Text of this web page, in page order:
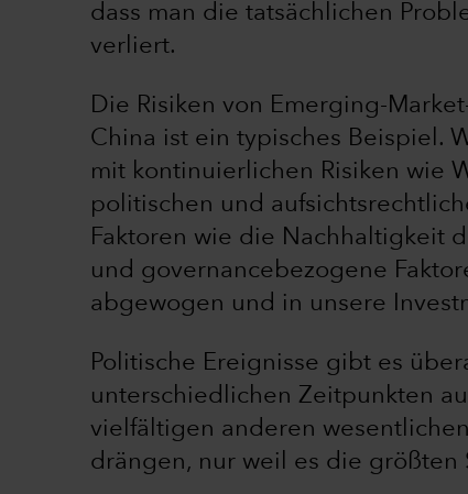
dass man die tatsächlichen
verliert.
Die Risiken von Emerging-
China ist ein typisches Beispiel.
mit kontinuierlichen Risiken wie
politischen und
Faktoren wie die Nachhaltigkeit
und governancebezogene
abgewogen und in unsere
Politische Ereignisse gibt es
unterschiedlichen Zeitpunkten
vielfältigen anderen
drängen, nur weil es die größten